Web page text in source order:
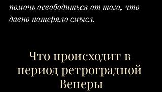
помочь освободиться от того, что
давно потеряло смысл.
Что происходит в
период ретроградной
Венеры